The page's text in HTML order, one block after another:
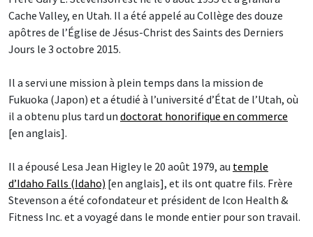
Cache Valley, en Utah. Il a été appelé au Collège des douze
apôtres de l’Église de Jésus-Christ des Saints des Derniers
Jours le 3 octobre 2015.
Il a servi une mission à plein temps dans la mission de
Fukuoka (Japon) et a étudié à l’université d’État de l’Utah, où
il a obtenu plus tard un doctorat honorifique en commerce
[en anglais].
Il a épousé Lesa Jean Higley le 20 août 1979, au temple
d’Idaho Falls (Idaho) [en anglais], et ils ont quatre fils. Frère
Stevenson a été cofondateur et président de Icon Health &
Fitness Inc. et a voyagé dans le monde entier pour son travail.